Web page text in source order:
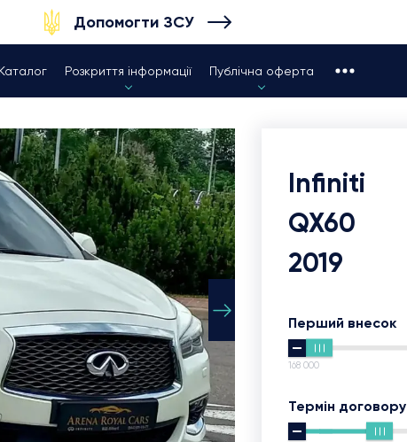
Допомогти ЗСУ
Каталог Розкриття інформації Публічна оферта
Infiniti
QX60
2019
Перший внесок
168 000
Термін договору